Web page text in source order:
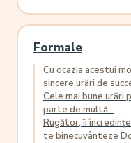
Formale
Cu ocazia acestui
sincere urări de
Cele mai bune urări
parte de multă...
Rugător, îi
te binecuvânteze